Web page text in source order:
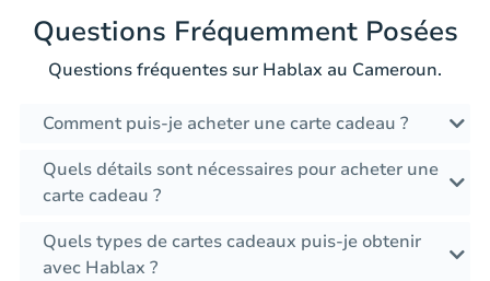
Questions Fréquemment Posées
Questions fréquentes sur Hablax au Cameroun.
Comment puis-je acheter une carte cadeau ?
Quels détails sont nécessaires pour acheter une
carte cadeau ?
Quels types de cartes cadeaux puis-je obtenir
avec Hablax ?